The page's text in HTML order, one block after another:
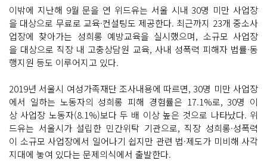
이밖에 지난해 9월 문을 연 위드유는 서울 시내 30명 미만 사업장
을 대상으로 무료로 교육·컨설팅도 제공한다. 최근까지 23개 중소사
업장에 찾아가는 성희롱 예방교육을 실시했으며, 소규모 사업장
을 대상으로 직장 내 고충상담원 교육, 사내 성폭력 피해자 법률·동
행지원 등도 이루어지고 있다.
2019년 서울시 여성가족재단 조사내용에 따르면, 30명 미만 사업장
에서 일하는 노동자의 성희롱 피해 경험률은 17.1%로, 30명 이
상 사업장 노동자(8.1%)보다 두 배 이상 높은 것으로 나타났다. 위
드유는 서울시가 설립한 민간위탁 기관으로, 직장 성희롱·성폭력
이 소규모 사업장에서 일어나기 쉽지만 관련 법·제도가 미비해 사각
지대에 놓여 있다는 문제의식에서 출발한다.